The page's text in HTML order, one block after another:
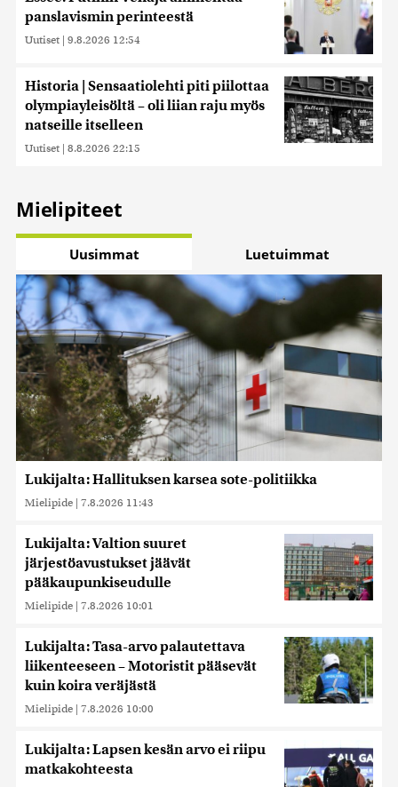
panslavismin perinteestä
Uutiset | 9.8.2026 12:54
Historia | Sensaatiolehti piti piilottaa
olympiayleisöltä – oli liian raju myös
natseille itselleen
Uutiset | 8.8.2026 22:15
Mielipiteet
Uusimmat Luetuimmat
Lukijalta: Hallituksen karsea sote-politiikka
Mielipide | 7.8.2026 11:43
Lukijalta: Valtion suuret
järjestöavustukset jäävät
pääkaupunkiseudulle
Mielipide | 7.8.2026 10:01
Lukijalta: Tasa-arvo palautettava
liikenteeseen – Motoristit pääsevät
kuin koira veräjästä
Mielipide | 7.8.2026 10:00
Lukijalta: Lapsen kesän arvo ei riipu
matkakohteesta